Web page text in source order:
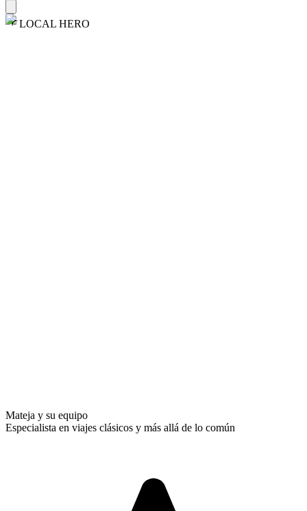
LOCAL HERO
Mateja y su equipo
Especialista en viajes clásicos y más allá de lo común